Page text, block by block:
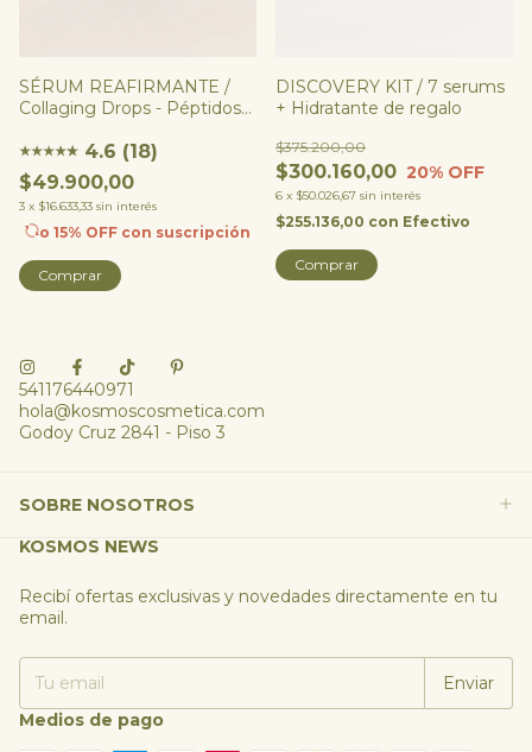
SÉRUM REAFIRMANTE /
Collaging Drops - Péptidos
★★★★★
★ 4.6 (18)
$49.900,00
3 x $16.633,33 sin interés
o 15% OFF con suscripción
Comprar
DISCOVERY KIT / 7 serums
+ Hidratante de regalo
$300.160,00
$375.200,00
20% OFF
6 x $50.026,67 sin interés
$255.136,00 con Efectivo
Comprar
541176440971
hola@kosmoscosmetica.com
Godoy Cruz 2841 - Piso 3
SOBRE NOSOTROS
KOSMOS NEWS
Recibí ofertas exclusivas y novedades directamente en tu
email.
Medios de pago